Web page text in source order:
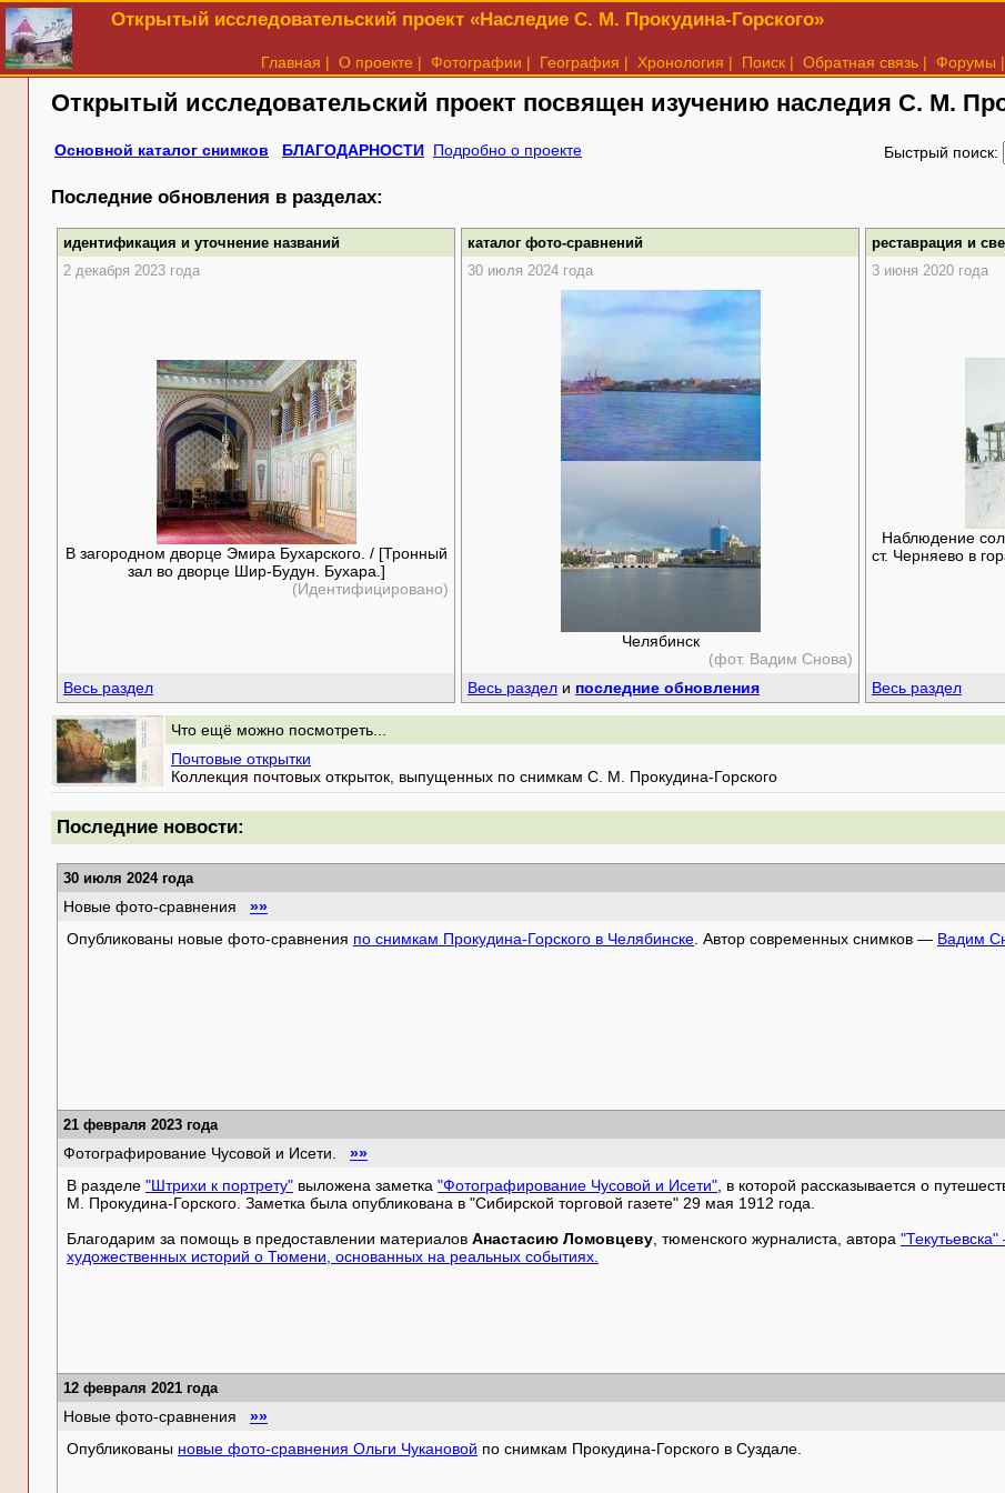
Открытый исследовательский проект «Наследие С. М. Прокудина-Горского»
Главная | О проекте | Фотографии | География | Хронология | Поиск | Обратная связь | Форумы |
Открытый исследовательский проект посвящен изучению наследия С. М.
Основной каталог снимков БЛАГОДАРНОСТИ Подробно о проекте Быстрый поиск:
Последние обновления в разделах:
идентификация и уточнение названий каталог фото-сравнений
реставрация и
2 декабря 2023 года
30 июля 2024 года 3 июня 2020 года
В загородном дворце Эмира Бухарского. / [Тронный
зал во дворце Шир-Будун. Бухара.]
(Идентифицировано)
Челябинск
(фот. Вадим Снова)
Наблюдение
ст. Черняево в
Весь раздел Весь раздел и последние обновления Весь раздел
Что ещё можно посмотреть...
Почтовые открытки
Коллекция почтовых открыток, выпущенных по снимкам С. М. Прокудина-Горского
Последние новости:
30 июля 2024 года
Новые фото-сравнения »»
Опубликованы новые фото-сравнения по снимкам Прокудина-Горского в Челябинске. Автор современных снимков — Вадим
21 февраля 2023 года
Фотографирование Чусовой и Исети. »»
В разделе "Штрихи к портрету" выложена заметка "Фотографирование Чусовой и Исети", в которой рассказывается о
М. Прокудина-Горского. Заметка была опубликована в "Сибирской торговой газете" 29 мая 1912 года.
Благодарим за помощь в предоставлении материалов Анастасию Ломовцеву, тюменского журналиста, автора
художественных историй о Тюмени, основанных на реальных событиях.
12 февраля 2021 года
Новые фото-сравнения »»
Опубликованы новые фото-сравнения Ольги Чукановой по снимкам Прокудина-Горского в Суздале.